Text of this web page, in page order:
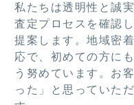
私たちは透明性と誠
査定プロセスを確認
提案します。地域密
応で、初めての方に
う努めています。お
った」と思っていた